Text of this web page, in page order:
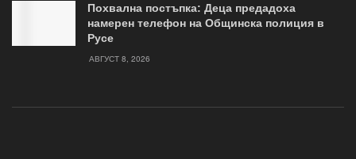
Похвална постъпка: Деца предадоха
намерен телефон на Общинска полиция в
Русе
АВГУСТ 8, 2026